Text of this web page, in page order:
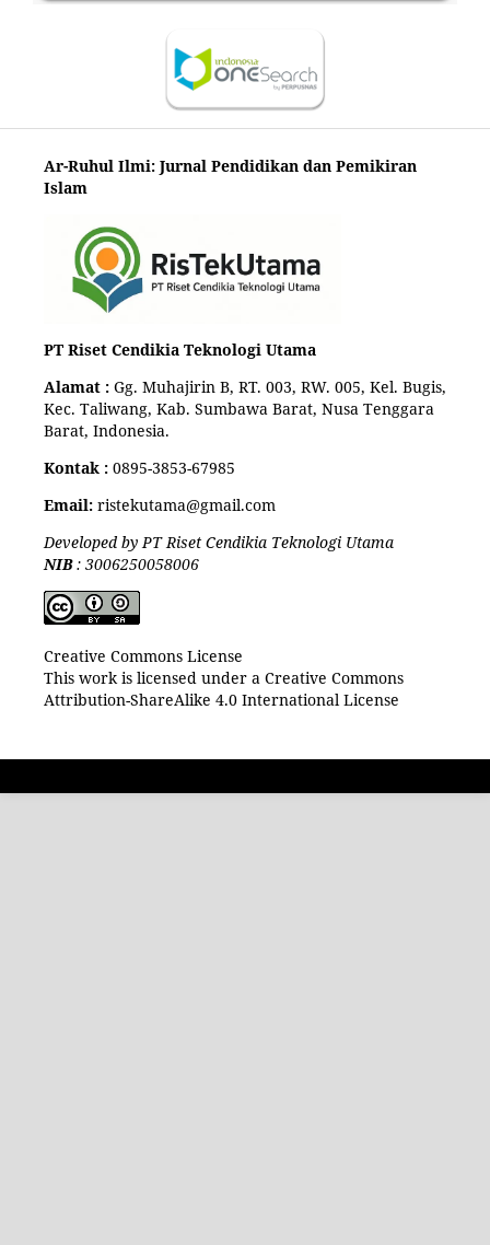
Ar-Ruhul Ilmi: Jurnal Pendidikan dan Pemikiran
Islam
PT Riset Cendikia Teknologi Utama
Alamat : Gg. Muhajirin B, RT. 003, RW. 005, Kel. Bugis,
Kec. Taliwang, Kab. Sumbawa Barat, Nusa Tenggara
Barat, Indonesia.
Kontak : 0895-3853-67985
Email:ristekutama@gmail.com
Developed by PT Riset Cendikia Teknologi Utama
NIB: 3006250058006
Creative Commons License
This work is licensed under a Creative Commons
Attribution-ShareAlike 4.0 International License